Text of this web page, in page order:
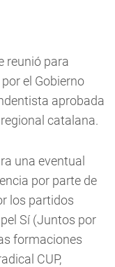
reunió para
el Gobierno
aprobada
catalana.
una eventual
por parte de
los partidos
Sí (Juntos por
formaciones
CUP,